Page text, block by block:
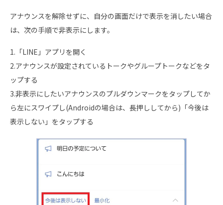
アナウンスを解除せずに、自分の画面だけで表示を消したい場合
は、次の手順で非表示にします。
1.「LINE」アプリを開く
2.アナウンスが設定されているトークやグループトークなどをタ
ップする
3.非表示にしたいアナウンスのプルダウンマークをタップしてか
ら左にスワイプし(Androidの場合は、長押ししてから)「今後は
表示しない」をタップする